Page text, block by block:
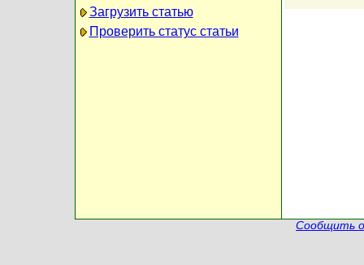
Загрузить статью
Проверить статус статьи
Сообщить о